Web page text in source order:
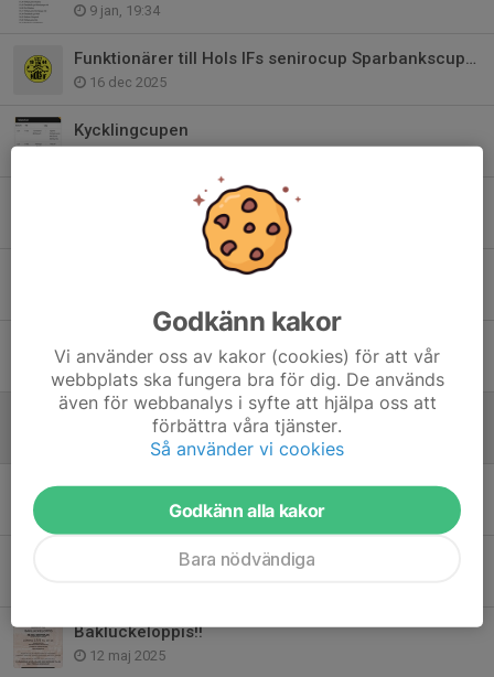
9 jan, 19:34
Funktionärer till Hols IFs senirocup Sparbankscupen 6/1
16 dec 2025
Kycklingcupen
Säsongsavslutning!
Ungdomens dag 27/9
26 jul 2025
Tipspromenad 18/6
16 jun 2025
Lagfoto och tipspromenad
Registrering av spelare samt medlemsavgift
Bakluckeloppis!!
12 maj 2025
Godkänn kakor
Vi använder oss av kakor (cookies) för att vår
webbplats ska fungera bra för dig. De används
även för webbanalys i syfte att hjälpa oss att
förbättra våra tjänster.
Så använder vi cookies
Godkänn alla kakor
Bara nödvändiga